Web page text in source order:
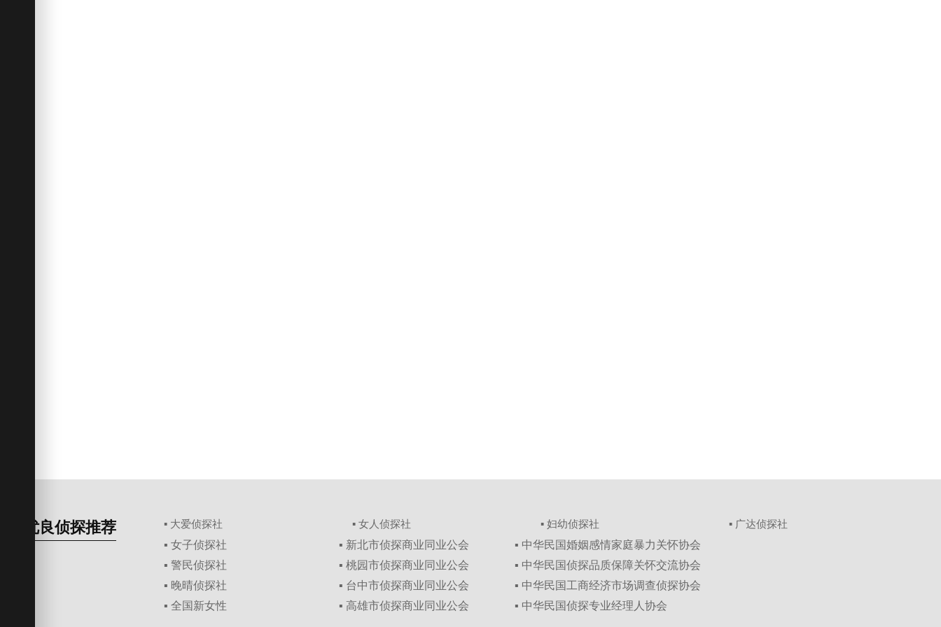
优良侦探推荐 ▪ 大爱侦探社 ▪ 女人侦探社 ▪ 妇幼侦探社 ▪ 广达侦探社
▪ 女子侦探社
▪ 警民侦探社
▪ 晚晴侦探社
▪ 全国新女性
▪ 新北市侦探商业同业公会
▪ 桃园市侦探商业同业公会
▪ 台中市侦探商业同业公会
▪ 高雄市侦探商业同业公会
▪ 中华民国婚姻感情家庭暴力关怀协会
▪ 中华民国侦探品质保障关怀交流协会
▪ 中华民国工商经济市场调查侦探协会
▪ 中华民国侦探专业经理人协会